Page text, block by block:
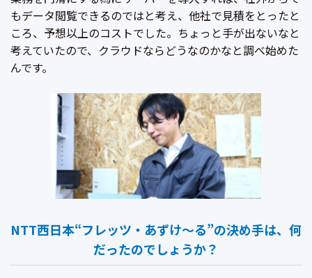
もデータ閲覧できるのではと考え、他社で見積をとったと
ころ、予想以上のコストでした。ちょっと手が出ないなと
考えていたので、クラウドならどうなのかなと調べ始めた
んです。
NTT西日本“フレッツ・あずけ〜る”の決め手は、何
だったのでしょうか？